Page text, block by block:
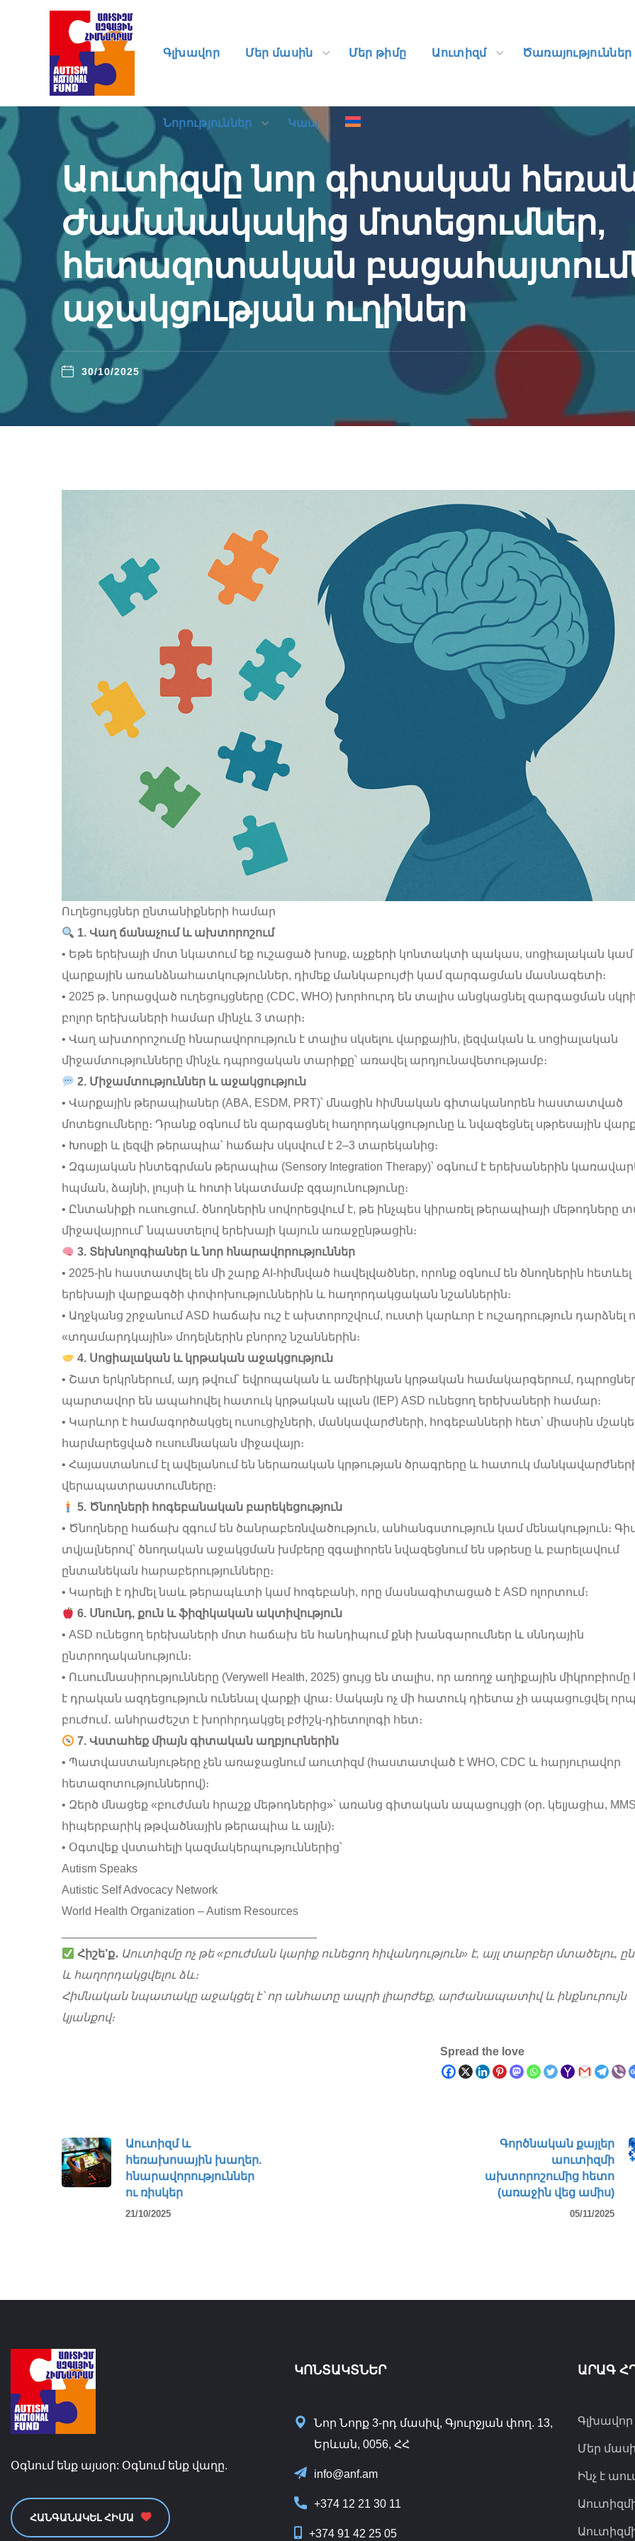
Գլխավոր Մեր մասին Մեր թիմը Աուտիզմ Ծառայություններ
Նորություններ Կապ
Աուտիզմը նոր գիտական
Ժամանակակից մոտեցումներ,
հետազոտական
աջակցության ուղիներ
30/10/2025
Ուղեցույցներ ընտանիքների համար
1. Վաղ ճանաչում և ախտորոշում
• Եթե երեխայի մոտ նկատում եք ուշացած խոսք, աչքերի կոնտակտի պակաս, սոցիալական կամ
վարքային առանձնահատկություններ, դիմեք մանկաբույժի կամ զարգացման մասնագետի։
• 2025 թ․ նորացված ուղեցույցները (CDC, WHO) խորհուրդ են տալիս անցկացնել զարգացման
բոլոր երեխաների համար մինչև 3 տարի։
• Վաղ ախտորոշումը հնարավորություն է տալիս սկսելու վարքային, լեզվական և սոցիալական
միջամտությունները մինչև դպրոցական տարիքը՝ առավել արդյունավետությամբ։
2. Միջամտություններ և աջակցություն
• Վարքային թերապիաներ (ABA, ESDM, PRT)՝ մնացին հիմնական գիտականորեն հաստատված
մոտեցումները։ Դրանք օգնում են զարգացնել հաղորդակցությունը և նվազեցնել սթրեսային
• Խոսքի և լեզվի թերապիա՝ հաճախ սկսվում է 2–3 տարեկանից։
• Զգայական ինտեգրման թերապիա (Sensory Integration Therapy)՝ օգնում է երեխաներին
հպման, ձայնի, լույսի և հոտի նկատմամբ զգայունությունը։
• Ընտանիքի ուսուցում․ ծնողներին սովորեցվում է, թե ինչպես կիրառել թերապիայի մեթոդները
միջավայրում՝ նպաստելով երեխայի կայուն առաջընթացին։
3. Տեխնոլոգիաներ և նոր հնարավորություններ
• 2025-ին հաստատվել են մի շարք AI-հիմնված հավելվածներ, որոնք օգնում են ծնողներին հետևել
երեխայի վարքագծի փոփոխություններին և հաղորդակցական նշաններին։
• Աղջկանց շրջանում ASD հաճախ ուշ է ախտորոշվում, ուստի կարևոր է ուշադրություն դարձնել
«տղամարդկային» մոդելներին բնորոշ նշաններին։
4. Սոցիալական և կրթական աջակցություն
• Շատ երկրներում, այդ թվում՝ եվրոպական և ամերիկյան կրթական համակարգերում,
պարտավոր են ապահովել հատուկ կրթական պլան (IEP) ASD ունեցող երեխաների համար։
• Կարևոր է համագործակցել ուսուցիչների, մանկավարժների, հոգեբանների հետ՝ միասին
հարմարեցված ուսումնական միջավայր։
• Հայաստանում էլ ավելանում են ներառական կրթության ծրագրերը և հատուկ
վերապատրաստումները։
5. Ծնողների հոգեբանական բարեկեցություն
• Ծնողները հաճախ զգում են ծանրաբեռնվածություն, անհանգստություն կամ մենակություն։
տվյալներով՝ ծնողական աջակցման խմբերը զգալիորեն նվազեցնում են սթրեսը և բարելավում
ընտանեկան հարաբերությունները։
• Կարելի է դիմել նաև թերապևտի կամ հոգեբանի, որը մասնագիտացած է ASD ոլորտում։
6. Սնունդ, քուն և ֆիզիկական ակտիվություն
• ASD ունեցող երեխաների մոտ հաճախ են հանդիպում քնի խանգարումներ և սննդային
ընտրողականություն։
• Ուսումնասիրությունները (Verywell Health, 2025) ցույց են տալիս, որ առողջ աղիքային
է դրական ազդեցություն ունենալ վարքի վրա։ Սակայն ոչ մի հատուկ դիետա չի ապացուցվել
բուժում․ անհրաժեշտ է խորհրդակցել բժիշկ-դիետոլոգի հետ։
7. Վստահեք միայն գիտական աղբյուրներին
• Պատվաստանյութերը չեն առաջացնում աուտիզմ (հաստատված է WHO, CDC և հարյուրավոր
հետազոտություններով)։
• Զերծ մնացեք «բուժման հրաշք մեթոդներից»՝ առանց գիտական ապացույցի (օր. կելյացիա,
հիպերբարիկ թթվածնային թերապիա և այլն)։
• Օգտվեք վստահելի կազմակերպություններից՝
Autism Speaks
Autistic Self Advocacy Network
World Health Organization – Autism Resources
Հիշե’ք․ Աուտիզմը ոչ թե «բուժման կարիք ունեցող հիվանդություն» է, այլ տարբեր մտածելու,
և հաղորդակցվելու ձև։
Հիմնական նպատակը աջակցել է՝ որ անհատը ապրի լիարժեք, արժանապատիվ և ինքնուրույն
կյանքով։
Spread the love
Աուտիզմ և
հեռախոսային խաղեր.
հնարավորություններ
ու ռիսկեր
21/10/2025
Գործնական քայլեր
աուտիզմի
ախտորոշումից հետո
(առաջին վեց ամիս)
05/11/2025
Օգնում ենք այսօր: Օգնում ենք վաղը.
ՀԱՆԳԱՆԱԿԵԼ ՀԻՄԱ
ԿՈՆՏԱԿՏՆԵՐ
Նոր Նորք 3-րդ մասիվ, Գյուրջյան փող. 13,
Երևան, 0056, ՀՀ
info@anf.am
+374 12 21 30 11
+374 91 42 25 05
ԱՐԱԳ
Գլխավոր
Մեր
Ինչ է